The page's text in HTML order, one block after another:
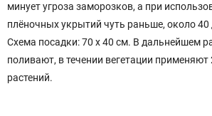
минует угроза заморозков, а при
плёночных укрытий чуть раньше, около 40
Схема посадки: 70 х 40 см. В дальнейшем
поливают, в течении вегетации
растений.